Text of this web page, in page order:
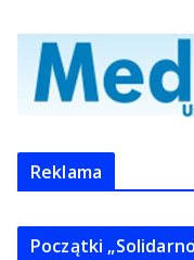
Reklama
Początki